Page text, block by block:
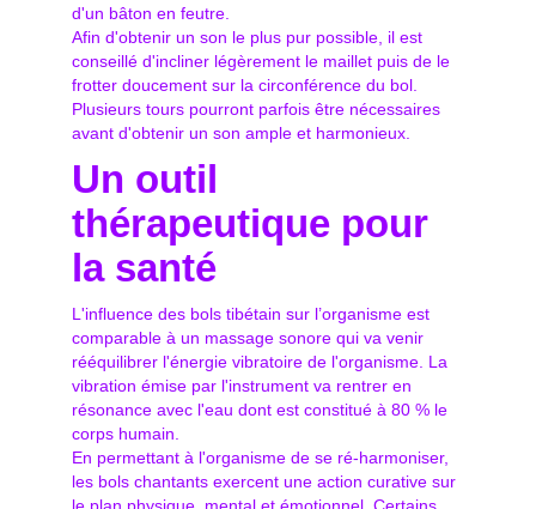
d'un bâton en feutre.
Afin d'obtenir un son le plus pur possible, il est
conseillé d'incliner légèrement le maillet puis de le
frotter doucement sur la circonférence du bol.
Plusieurs tours pourront parfois être nécessaires
avant d'obtenir un son ample et harmonieux.
Un outil
thérapeutique pour
la santé
L'influence des bols tibétain sur l’organisme est
comparable à un massage sonore qui va venir
rééquilibrer l'énergie vibratoire de l'organisme. La
vibration émise par l'instrument va rentrer en
résonance avec l'eau dont est constitué à 80 % le
corps humain.
En permettant à l'organisme de se ré-harmoniser,
les bols chantants exercent une action curative sur
le plan physique, mental et émotionnel. Certains